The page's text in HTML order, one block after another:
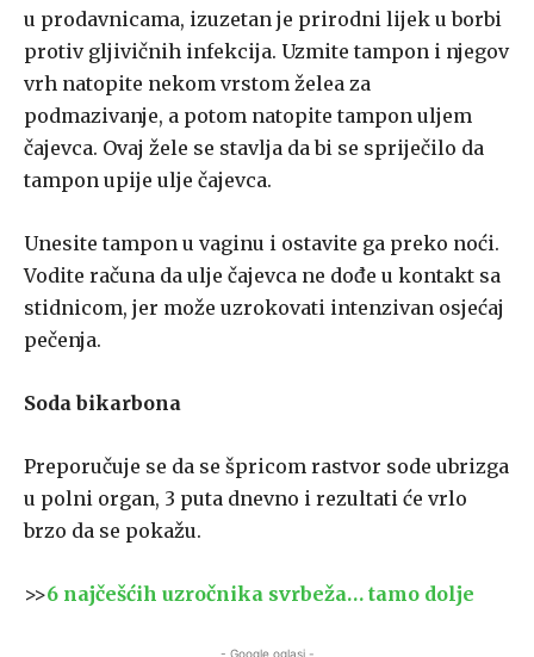
u prodavnicama, izuzetan je prirodni lijek u borbi
protiv gljivičnih infekcija. Uzmite tampon i njegov
vrh natopite nekom vrstom želea za
podmazivanje, a potom natopite tampon uljem
čajevca. Ovaj žele se stavlja da bi se spriječilo da
tampon upije ulje čajevca.
Unesite tampon u vaginu i ostavite ga preko noći.
Vodite računa da ulje čajevca ne dođe u kontakt sa
stidnicom, jer može uzrokovati intenzivan osjećaj
pečenja.
Soda bikarbona
Preporučuje se da se špricom rastvor sode ubrizga
u polni organ, 3 puta dnevno i rezultati će vrlo
brzo da se pokažu.
>>6 najčešćih uzročnika svrbeža… tamo dolje
- Google oglasi -